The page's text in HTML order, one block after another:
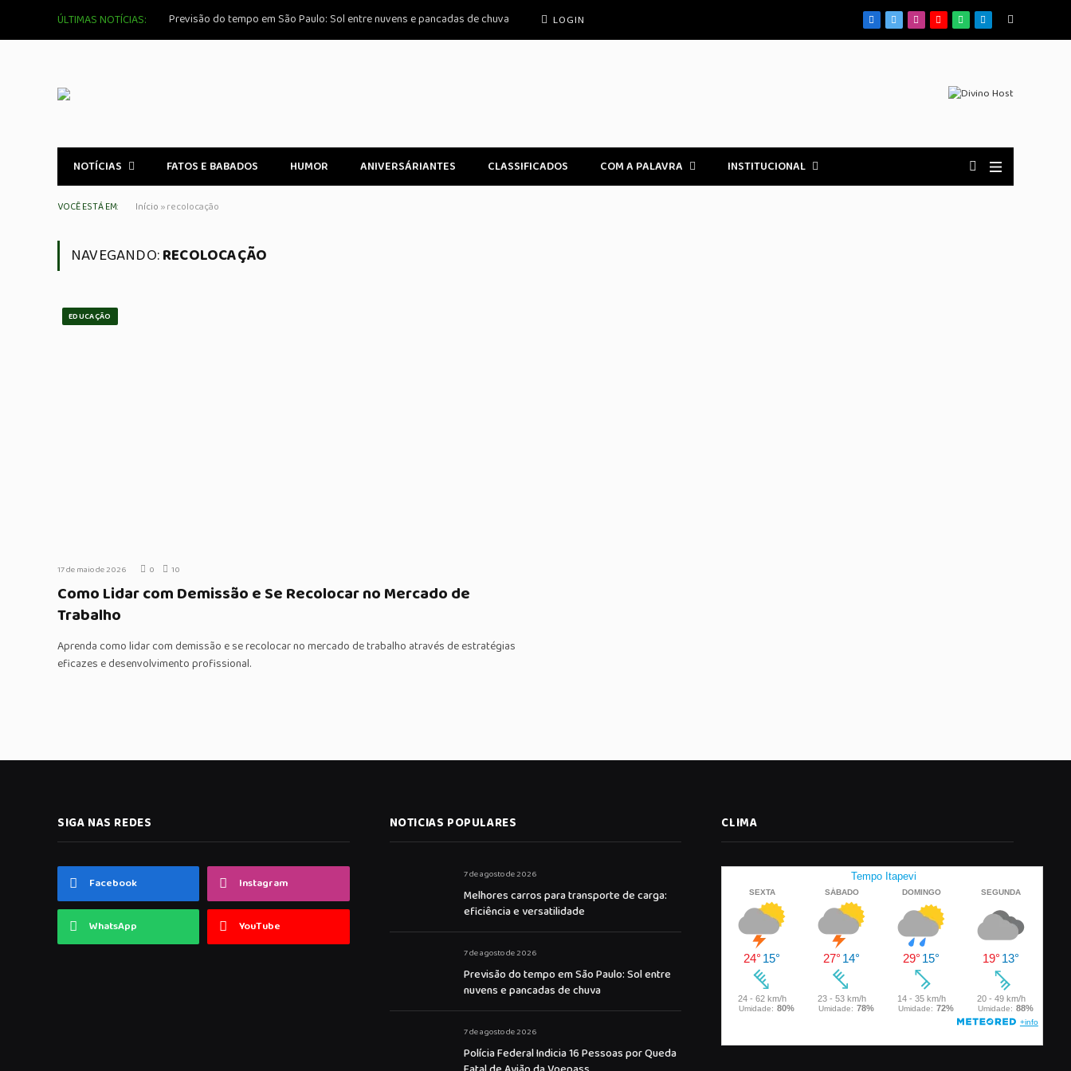
ÚLTIMAS NOTÍCIAS: Previsão do tempo em São Paulo: Sol entre nuvens e pancadas de chuva LOGIN Facebook
X
(Twitter)
Instagram
YouTubeWhatsApp
Telegrama
NOTÍCIAS FATOS E BABADOS HUMOR ANIVERSÁRIANTES CLASSIFICADOS COM A PALAVRA INSTITUCIONAL
VOCÊ ESTÁ EM: Início »recolocação
NAVEGANDO:RECOLOCAÇÃO
EDUCAÇÃO
17 de maio de 2026 0 10
Como Lidar com Demissão e Se Recolocar no Mercado de
Trabalho
Aprenda como lidar com demissão e se recolocar no mercado de trabalho através de estratégias
eficazes e desenvolvimento profissional.
SIGA NAS REDES
Facebook Instagram
WhatsApp YouTube
NOTICIAS POPULARES
7 de agosto de 2026
Melhores carros para transporte de carga:
eficiência e versatilidade
7 de agosto de 2026
Previsão do tempo em São Paulo: Sol entre
nuvens e pancadas de chuva
7 de agosto de 2026
Polícia Federal Indicia 16 Pessoas por Queda
CLIMA